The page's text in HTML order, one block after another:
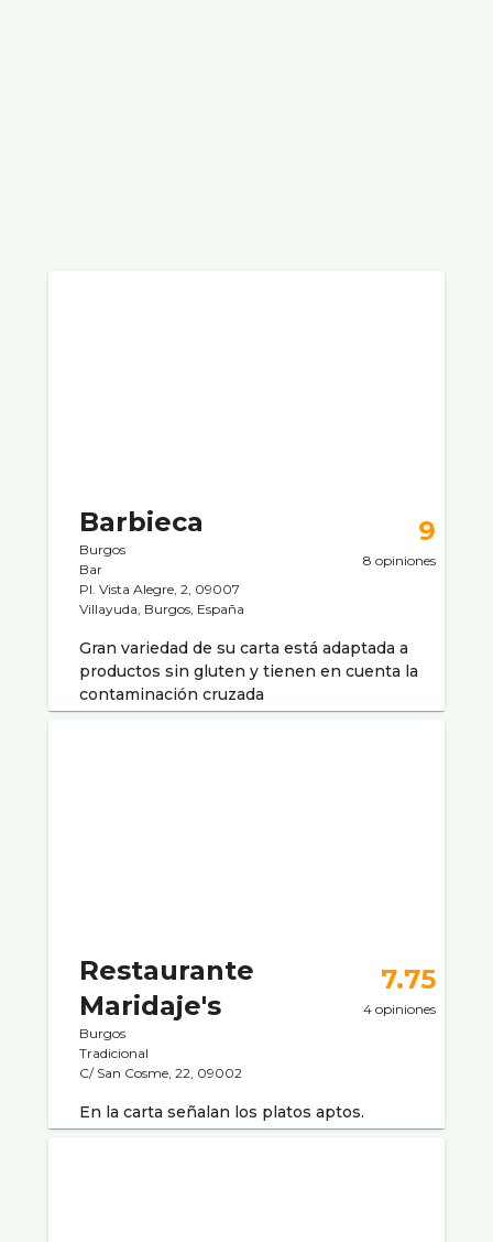
Barbieca
Burgos
Bar
Pl. Vista Alegre, 2, 09007
Villayuda, Burgos, España
9
8 opiniones
Gran variedad de su carta está adaptada a
productos sin gluten y tienen en cuenta la
contaminación cruzada
Restaurante
Maridaje's
Burgos
Tradicional
C/ San Cosme, 22, 09002
7.75
4 opiniones
En la carta señalan los platos aptos.